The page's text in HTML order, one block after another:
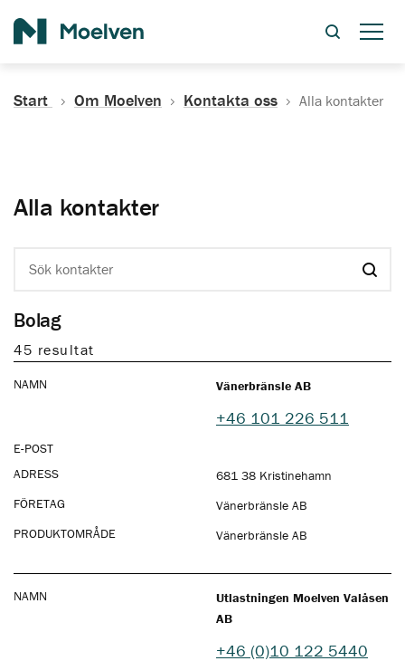
Start Om Moelven Kontakta oss Alla kontakter
Alla kontakter
Sök kontakter
Bolag
45 resultat
NAMN Vänerbränsle AB
+46 101 226 511
E-POST
ADRESS
681 38 Kristinehamn
FÖRETAG
Vänerbränsle AB
PRODUKTOMRÅDE
Vänerbränsle AB
NAMN
Utlastningen Moelven Valåsen
AB
+46 (0)10 122 5440